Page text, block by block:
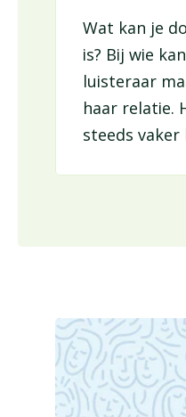
Wat kan je
is? Bij wie
luisteraar
haar relatie.
steeds